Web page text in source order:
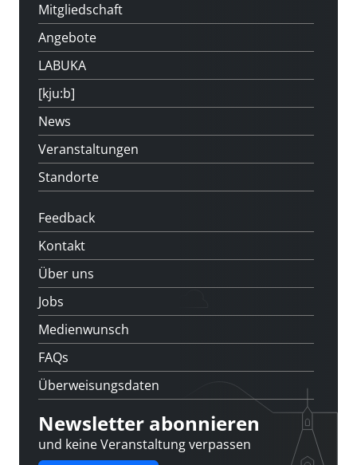
Mitgliedschaft
Angebote
LABUKA
[kju:b]
News
Veranstaltungen
Standorte
Feedback
Kontakt
Über uns
Jobs
Medienwunsch
FAQs
Überweisungsdaten
Newsletter abonnieren
und keine Veranstaltung verpassen